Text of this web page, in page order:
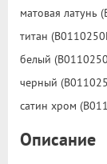
матовая латунь
титан
белый
черный
сатин хром
Описание